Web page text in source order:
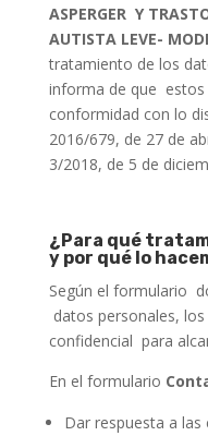
ASPERGER Y
AUTISTA LEVE-
tratamiento de los
informa de que
conformidad con lo
2016/679, de 27 de
3/2018, de 5 de
¿Para qué
y por qué lo
Según el formulario
datos personales,
confidencial para
En el formulario
Dar respuesta a